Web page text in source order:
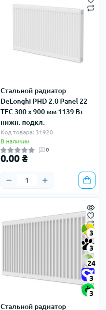
Стальной радиатор
DeLonghi PHD 2.0 Panel 22
TEC 300 x 900 мм 1139 Вт
нижн. подкл.
Код товара: 31920
В наличии
0
0.00 ₴
3
3
24
3
3
Стальной радиатор